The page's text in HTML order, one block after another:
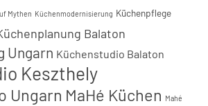
Mythen Küchenmodernisierung Küchenpflege
Balaton
Ungarn Küchenstudio Balaton
Keszthely
Ungarn MaHé Küchen Mahé